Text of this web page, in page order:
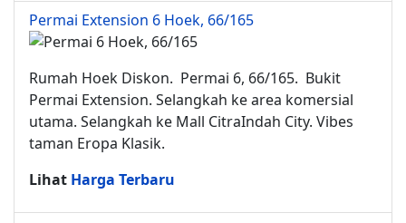
Permai Extension 6 Hoek, 66/165
Rumah Hoek Diskon. Permai 6, 66/165. Bukit
Permai Extension. Selangkah ke area komersial
utama. Selangkah ke Mall CitraIndah City. Vibes
taman Eropa Klasik.
Lihat Harga Terbaru